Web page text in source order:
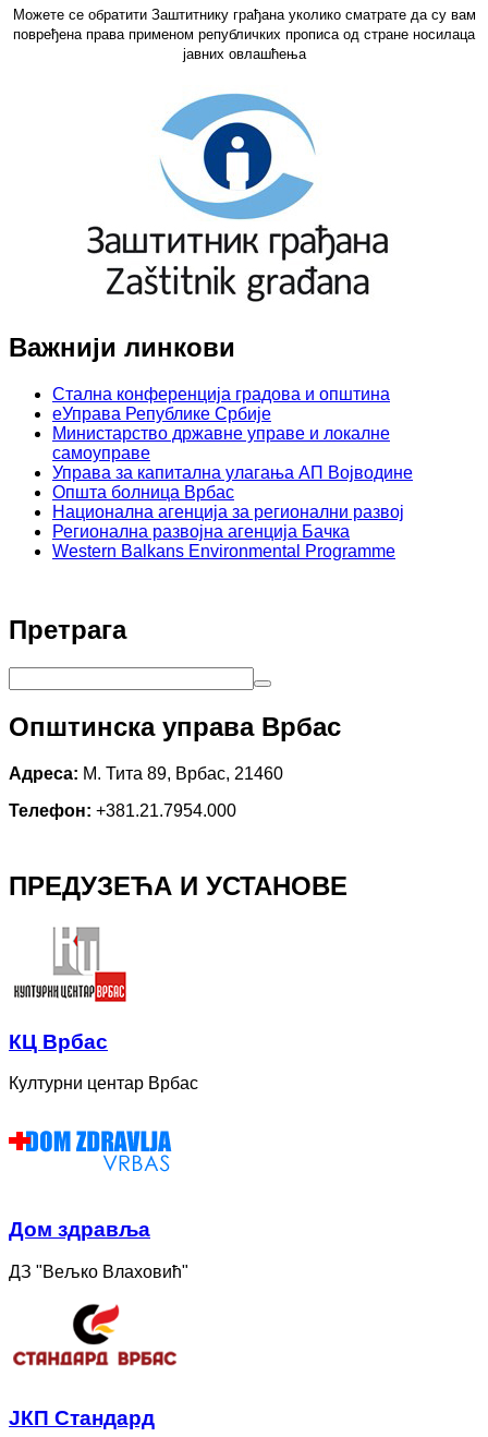
Можете се обратити Заштитнику грађана уколико сматрате да су вам
повређена права применом републичких прописа од стране носилаца
јавних овлашћења
Важнији линкови
Стална конференција градова и општина
еУправа Републике Србије
Министарство државне управе и локалне
самоуправе
Управа за капитална улагања АП Војводине
Општа болница Врбас
Национална агенција за регионални развој
Регионална развојна агенција Бачка
Western Balkans Environmental Programme
Претрага
Општинска управа Врбас
Адреса: М. Тита 89, Врбас, 21460
Телефон: +381.21.7954.000
ПРЕДУЗЕЋА И УСТАНОВЕ
КЦ Врбас
Културни центар Врбас
Дом здравља
ДЗ "Вељко Влаховић"
ЈКП Стандард